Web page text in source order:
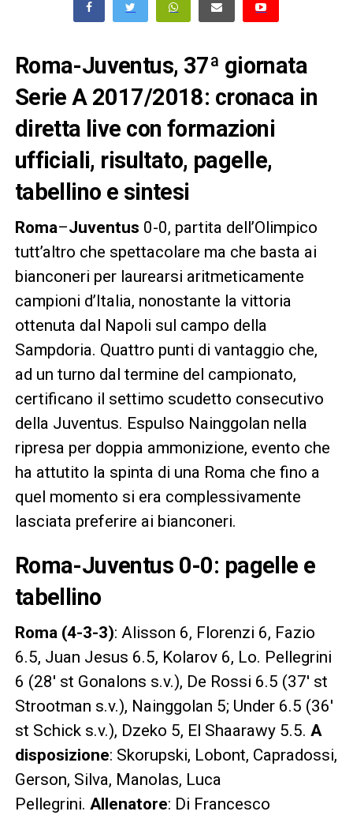
Roma-Juventus, 37ª giornata
Serie A 2017/2018: cronaca in
diretta live con formazioni
ufficiali, risultato, pagelle,
tabellino e sintesi
Roma–Juventus 0-0, partita dell’Olimpico
tutt’altro che spettacolare ma che basta ai
bianconeri per laurearsi aritmeticamente
campioni d’Italia, nonostante la vittoria
ottenuta dal Napoli sul campo della
Sampdoria. Quattro punti di vantaggio che,
ad un turno dal termine del campionato,
certificano il settimo scudetto consecutivo
della Juventus. Espulso Nainggolan nella
ripresa per doppia ammonizione, evento che
ha attutito la spinta di una Roma che fino a
quel momento si era complessivamente
lasciata preferire ai bianconeri.
Roma-Juventus 0-0: pagelle e
tabellino
Roma (4-3-3): Alisson 6, Florenzi 6, Fazio
6.5, Juan Jesus 6.5, Kolarov 6, Lo. Pellegrini
6 (28′ st Gonalons s.v.), De Rossi 6.5 (37′ st
Strootman s.v.), Nainggolan 5; Under 6.5 (36′
st Schick s.v.), Dzeko 5, El Shaarawy 5.5. A
disposizione: Skorupski, Lobont, Capradossi,
Gerson, Silva, Manolas, Luca
Pellegrini. Allenatore: Di Francesco